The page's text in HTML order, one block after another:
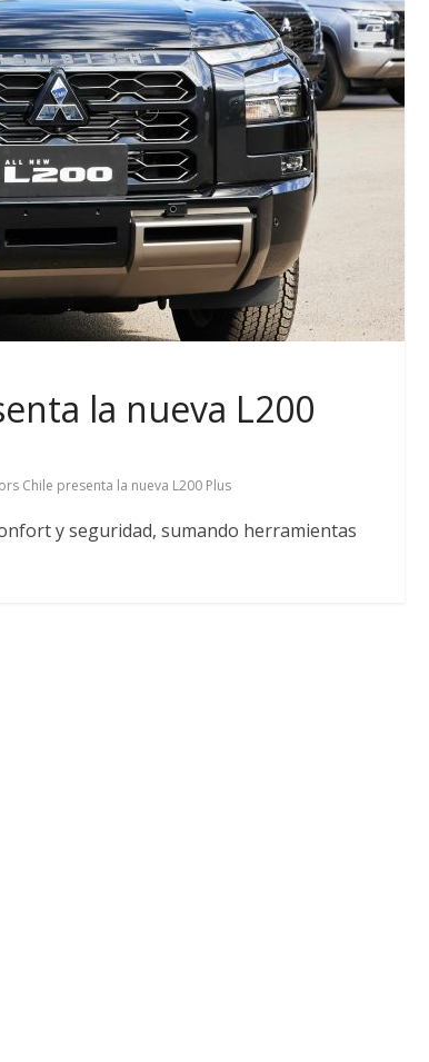
la nueva L200
Chile presenta la nueva L200 Plus
y seguridad, sumando herramientas